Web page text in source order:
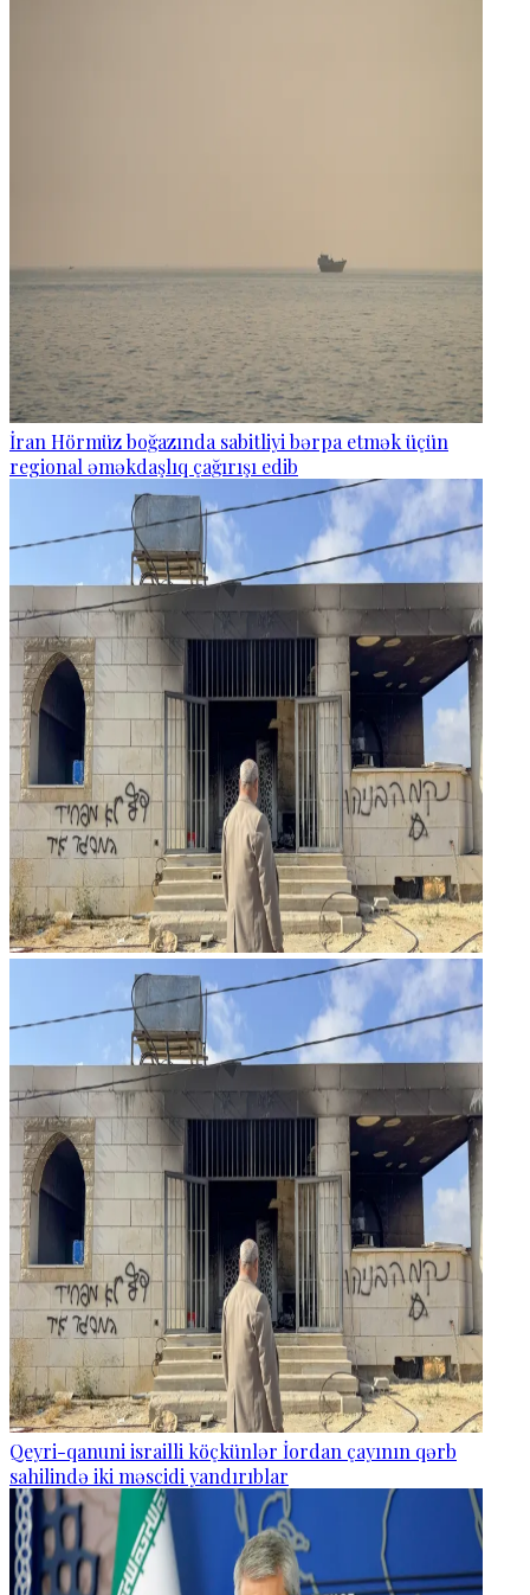
İran Hörmüz boğazında sabitliyi bərpa etmək üçün
regional əməkdaşlıq çağırışı edib
Qeyri-qanuni israilli köçkünlər İordan çayının qərb
sahilində iki məscidi yandırıblar